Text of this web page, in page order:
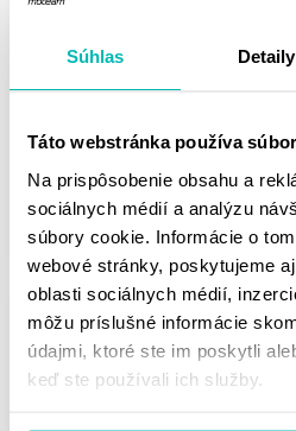
Súhlas Detaily
Táto webstránka používa
Na prispôsobenie obsahu a
sociálnych médií a analýzu
súbory cookie. Informácie o
webové stránky, poskytujeme
oblasti sociálnych médií,
môžu príslušné informácie
údajmi, ktoré ste im poskytli
keď ste používali ich služby.
19.50 €
Skladom
-19%